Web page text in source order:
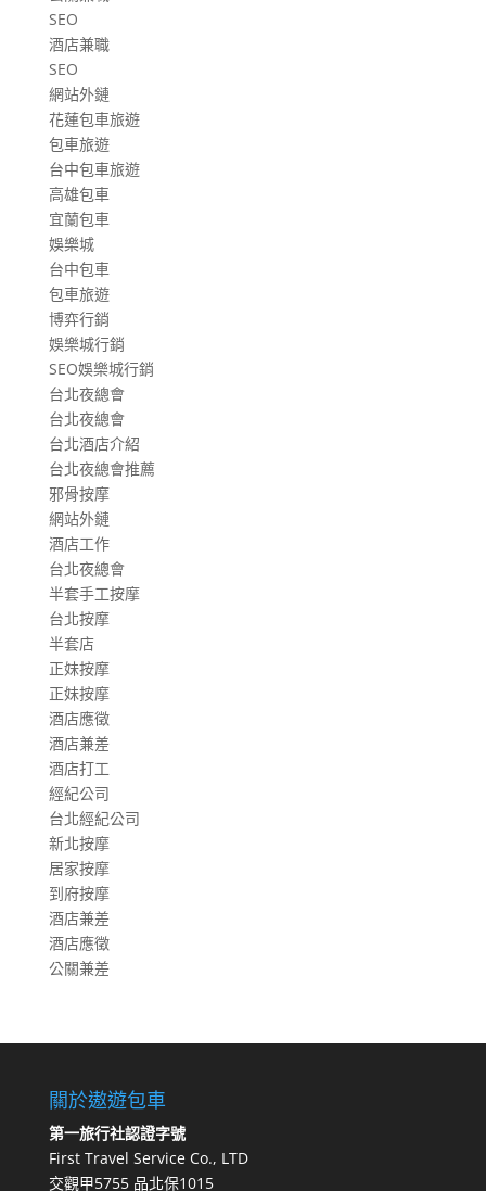
SEO
酒店兼職
SEO
網站外鏈
花蓮包車旅遊
包車旅遊
台中包車旅遊
高雄包車
宜蘭包車
娛樂城
台中包車
包車旅遊
博弈行銷
娛樂城行銷
SEO娛樂城行銷
台北夜總會
台北夜總會
台北酒店介紹
台北夜總會推薦
邪骨按摩
網站外鏈
酒店工作
台北夜總會
半套手工按摩
台北按摩
半套店
正妹按摩
正妹按摩
酒店應徵
酒店兼差
酒店打工
經紀公司
台北經紀公司
新北按摩
居家按摩
到府按摩
酒店兼差
酒店應徵
公關兼差
關於遨遊包車
第一旅行社認證字號
First Travel Service Co., LTD
交觀甲5755 品北保1015